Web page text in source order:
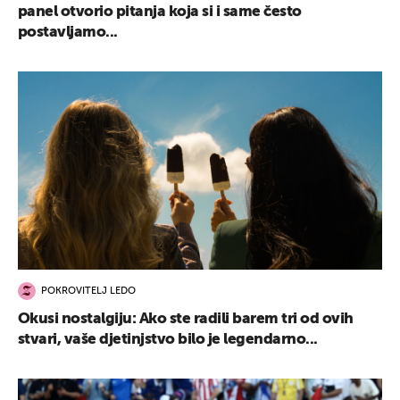
panel otvorio pitanja koja si i same često
postavljamo...
POKROVITELJ LEDO
Okusi nostalgiju: Ako ste radili barem tri od ovih
stvari, vaše djetinjstvo bilo je legendarno...